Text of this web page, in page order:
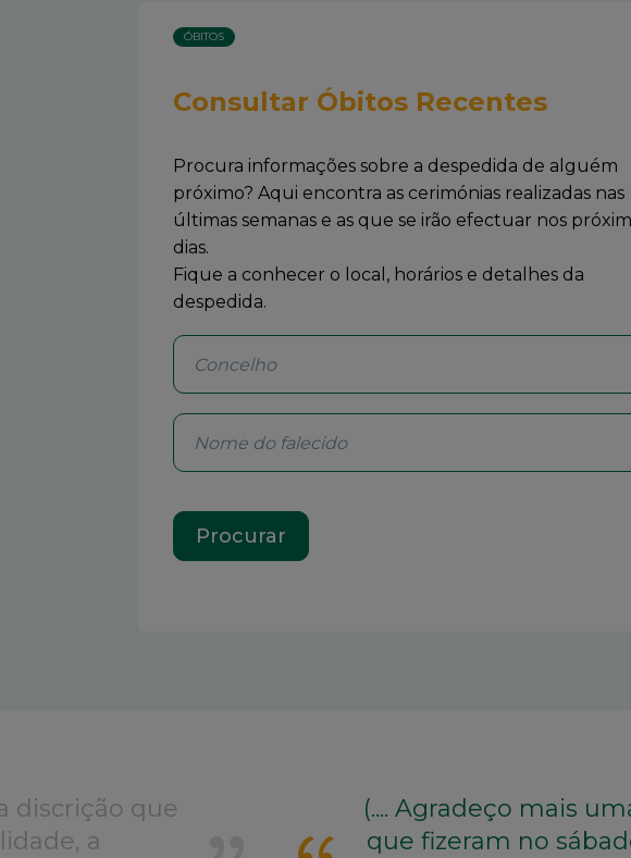
ÓBITOS
Consultar Óbitos Recentes
Procura informações sobre a despedida de alguém
próximo? Aqui encontra as cerimónias realizadas nas
últimas semanas e as que se irão efectuar nos
dias.
Fique a conhecer o local, horários e detalhes da
despedida.
discrição que
a
(.... Agradeço mais
que fizeram no